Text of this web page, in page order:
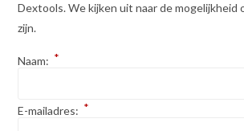
Dextools. We kijken uit naar de mogelijkheid
zijn.
Naam: *
E-mailadres: *